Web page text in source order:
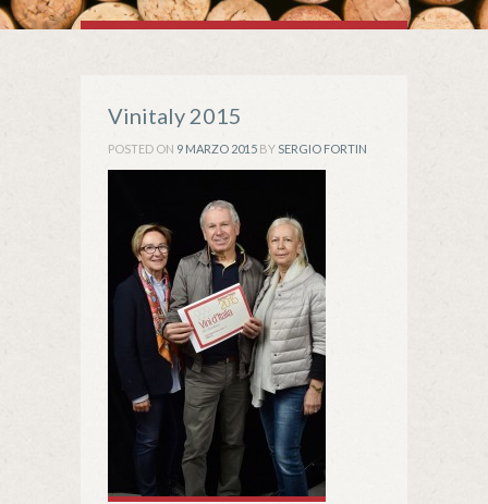
Vinitaly 2015
POSTED ON 9 MARZO 2015 BY SERGIO FORTIN